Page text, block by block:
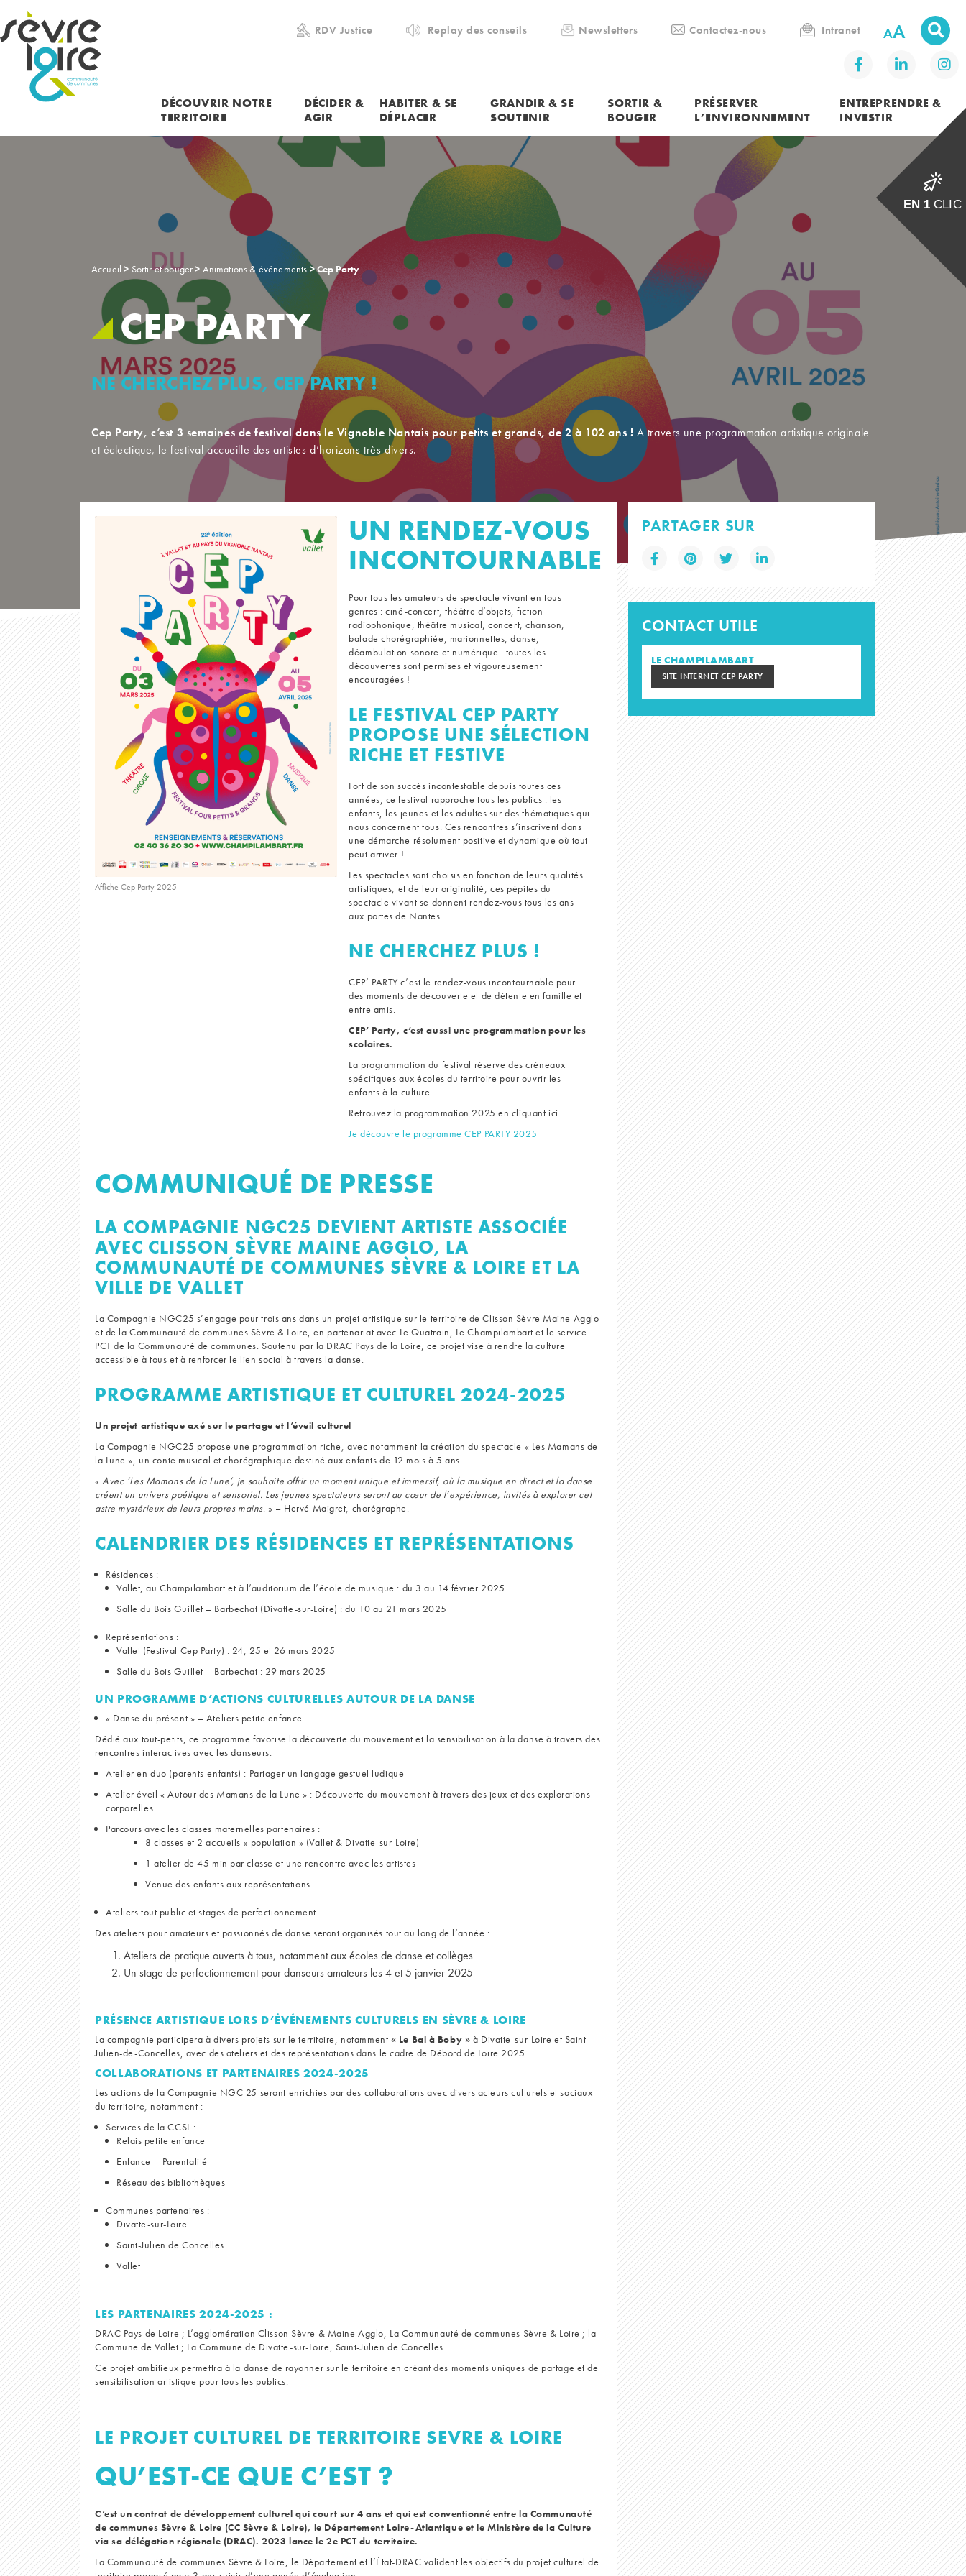
RECHERCHER UNE INFORMATION RDV Justice Replay des conseils Newsletters Contactez-nous Intranet A
DÉCOUVRIR NOTRE
TERRITOIRE
DÉCIDER &
AGIR
HABITER & SE
DÉPLACER
GRANDIR & SE
SOUTENIR
SORTIR &
BOUGER
PRÉSERVER
L’ENVIRONNEMENT
ENTREPRENDRE &
INVESTIR
Accueil > Sortir et bouger> Animations & événements >Cep Party
CEP PARTY
NE CHERCHEZ PLUS, CEP PARTY !
Cep Party, c’est 3 semaines de festival dans le Vignoble Nantais pour petits et grands, de 2 à 102 ans ! A travers une programmation artistique originale
et éclectique, le festival accueille des artistes d’horizons très divers.
Affiche Cep Party 2025
UN RENDEZ-VOUS
INCONTOURNABLE
Pour tous les amateurs de spectacle vivant en tous
genres : ciné-concert, théâtre d’objets, fiction
radiophonique, théâtre musical, concert, chanson,
balade chorégraphiée, marionnettes, danse,
déambulation sonore et numérique…toutes les
découvertes sont permises et vigoureusement
encouragées !
LE FESTIVAL CEP PARTY
PROPOSE UNE SÉLECTION
RICHE ET FESTIVE
Fort de son succès incontestable depuis toutes ces
années, ce festival rapproche tous les publics : les
enfants, les jeunes et les adultes sur des thématiques qui
nous concernent tous. Ces rencontres s’inscrivent dans
une démarche résolument positive et dynamique où tout
peut arriver !
Les spectacles sont choisis en fonction de leurs qualités
artistiques, et de leur originalité, ces pépites du
spectacle vivant se donnent rendez-vous tous les ans
aux portes de Nantes.
NE CHERCHEZ PLUS !
CEP’ PARTY c’est le rendez-vous incontournable pour
des moments de découverte et de détente en famille et
entre amis.
CEP’ Party, c’est aussi une programmation pour les
scolaires.
La programmation du festival réserve des créneaux
spécifiques aux écoles du territoire pour ouvrir les
enfants à la culture.
Retrouvez la programmation 2025 en cliquant ici
Je découvre le programme CEP PARTY 2025
COMMUNIQUÉ DE PRESSE
LA COMPAGNIE NGC25 DEVIENT ARTISTE ASSOCIÉE
AVEC CLISSON SÈVRE MAINE AGGLO, LA
COMMUNAUTÉ DE COMMUNES SÈVRE & LOIRE ET LA
VILLE DE VALLET
La Compagnie NGC25 s’engage pour trois ans dans un projet artistique sur le territoire de Clisson Sèvre Maine Agglo
et de la Communauté de communes Sèvre & Loire, en partenariat avec Le Quatrain, Le Champilambart et le service
PCT de la Communauté de communes. Soutenu par la DRAC Pays de la Loire, ce projet vise à rendre la culture
accessible à tous et à renforcer le lien social à travers la danse.
PROGRAMME ARTISTIQUE ET CULTUREL 2024-2025
Un projet artistique axé sur le partage et l’éveil culturel
La Compagnie NGC25 propose une programmation riche, avec notamment la création du spectacle « Les Mamans de
la Lune », un conte musical et chorégraphique destiné aux enfants de 12 mois à 5 ans.
«Avec ‘Les Mamans de la Lune’, je souhaite offrir un moment unique et immersif, où la musique en direct et la danse
créent un univers poétique et sensoriel. Les jeunes spectateurs seront au cœur de l’expérience, invités à explorer cet
astre mystérieux de leurs propres mains. » – Hervé Maigret, chorégraphe.
CALENDRIER DES RÉSIDENCES ET REPRÉSENTATIONS
Résidences :
Vallet, au Champilambart et à l’auditorium de l’école de musique : du 3 au 14 février 2025
Salle du Bois Guillet – Barbechat (Divatte-sur-Loire) : du 10 au 21 mars 2025
Représentations :
Vallet (Festival Cep Party) : 24, 25 et 26 mars 2025
Salle du Bois Guillet – Barbechat : 29 mars 2025
UN PROGRAMME D’ACTIONS CULTURELLES AUTOUR DE LA DANSE
« Danse du présent » – Ateliers petite enfance
Dédié aux tout-petits, ce programme favorise la découverte du mouvement et la sensibilisation à la danse à travers des
rencontres interactives avec les danseurs.
Atelier en duo (parents-enfants) : Partager un langage gestuel ludique
Atelier éveil « Autour des Mamans de la Lune » : Découverte du mouvement à travers des jeux et des explorations
corporelles
Parcours avec les classes maternelles partenaires :
8 classes et 2 accueils « population » (Vallet & Divatte-sur-Loire)
1 atelier de 45 min par classe et une rencontre avec les artistes
Venue des enfants aux représentations
Ateliers tout public et stages de perfectionnement
Des ateliers pour amateurs et passionnés de danse seront organisés tout au long de l’année :
Ateliers de pratique ouverts à tous, notamment aux écoles de danse et collèges
Un stage de perfectionnement pour danseurs amateurs les 4 et 5 janvier 2025
PRÉSENCE ARTISTIQUE LORS D’ÉVÉNEMENTS CULTURELS EN SÈVRE & LOIRE
La compagnie participera à divers projets sur le territoire, notamment « Le Bal à Boby » à Divatte-sur-Loire et Saint-
Julien-de-Concelles, avec des ateliers et des représentations dans le cadre de Débord de Loire 2025.
COLLABORATIONS ET PARTENAIRES 2024-2025
Les actions de la Compagnie NGC 25 seront enrichies par des collaborations avec divers acteurs culturels et sociaux
du territoire, notamment :
Services de la CCSL :
Relais petite enfance
Enfance – Parentalité
Réseau des bibliothèques
Communes partenaires :
Divatte-sur-Loire
Saint-Julien de Concelles
Vallet
LES PARTENAIRES 2024-2025 :
DRAC Pays de Loire ; L’agglomération Clisson Sèvre & Maine Agglo, La Communauté de communes Sèvre & Loire ; la
Commune de Vallet ; La Commune de Divatte-sur-Loire, Saint-Julien de Concelles
Ce projet ambitieux permettra à la danse de rayonner sur le territoire en créant des moments uniques de partage et de
sensibilisation artistique pour tous les publics.
LE PROJET CULTUREL DE TERRITOIRE SEVRE & LOIRE
QU’EST-CE QUE C’EST ?
C’est un contrat de développement culturel qui court sur 4 ans et qui est conventionné entre la Communauté
de communes Sèvre & Loire (CC Sèvre & Loire), le Département Loire-Atlantique et le Ministère de la Culture
via sa délégation régionale (DRAC). 2023 lance le 2e PCT du territoire.
La Communauté de communes Sèvre & Loire, le Département et l’État-DRAC valident les objectifs du projet culturel de
PARTAGER SUR
CONTACT UTILE
LE CHAMPILAMBART
SITE INTERNET CEP PARTY